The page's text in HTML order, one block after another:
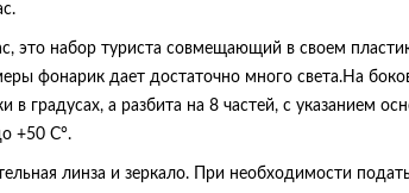
это набор туриста совмещающий в своем
фонарик дает достаточно много света.На
в градусах, а разбита на 8 частей, с указанием
+50 С°.
линза и зеркало. При необходимости